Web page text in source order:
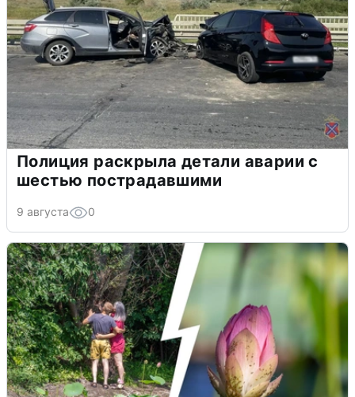
Полиция раскрыла детали аварии с
шестью пострадавшими
9 августа 0